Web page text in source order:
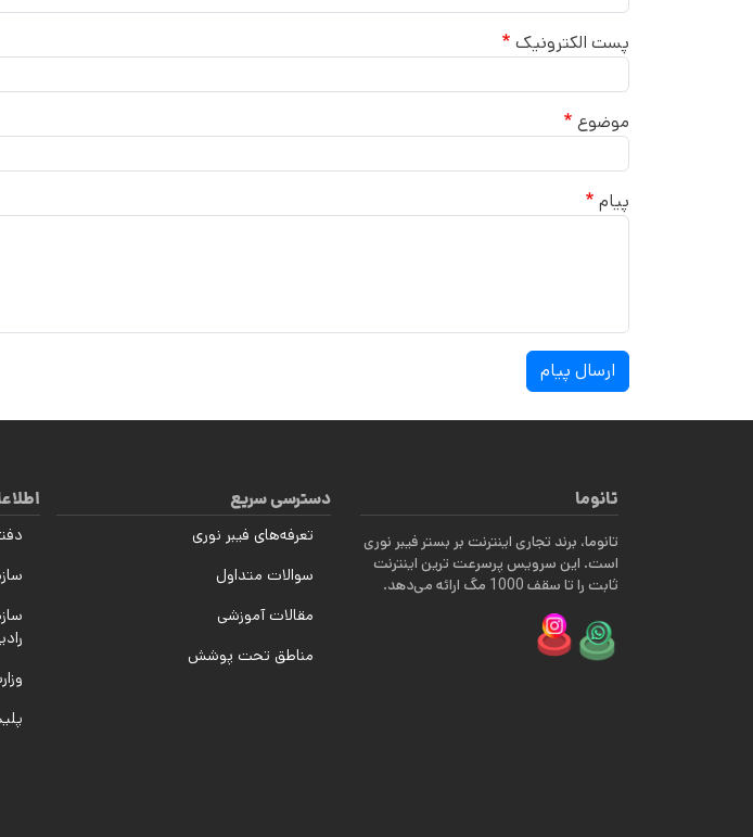
پست الکترونیک
موضوع
پیام
ارسال پیام
تانوما
تانوما، برند تجاری اینترنت بر بستر فیبر نوری
است. این سرویس پرسرعت ترین اینترنت
ثابت را تا سقف 1000 مگ ارائه می‌دهد.
دسترسی سریع
تعرفه‌های فیبر نوری
سوالات متداول
مقالات آموزشی
مناطق تحت پوشش